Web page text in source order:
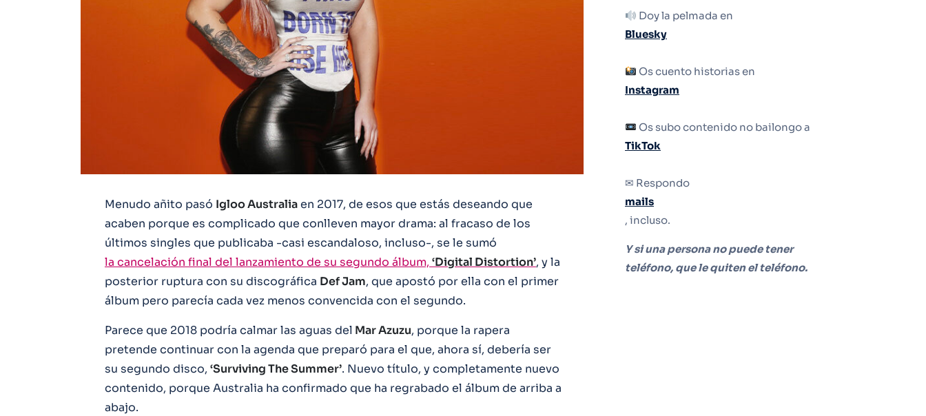
Menudo añito pasó Igloo Australiaen 2017, de esos que estás deseando que
acaben porque es complicado que conlleven mayor drama: al fracaso de los
últimos singles que publicaba -casi escandaloso, incluso-, se le sumó
la cancelación final del lanzamiento de su segundo álbum, ‘Digital Distortion’, y la
posterior ruptura con su discográfica Def Jam, que apostó por ella con el primer
álbum pero parecía cada vez menos convencida con el segundo.
Parece que 2018 podría calmar las aguas del Mar Azuzu, porque la rapera
pretende continuar con la agenda que preparó para el que, ahora sí, debería ser
su segundo disco, ‘Surviving The Summer’. Nuevo título, y completamente nuevo
contenido, porque Australia ha confirmado que ha regrabado el álbum de arriba a
abajo.
Doy la pelmada en
Bluesky
Os cuento historias en
Instagram
Os subo contenido no bailongo a
TikTok
✉ Respondo
mails
, incluso.
Y si una persona no puede tener
teléfono, que le quiten el teléfono.